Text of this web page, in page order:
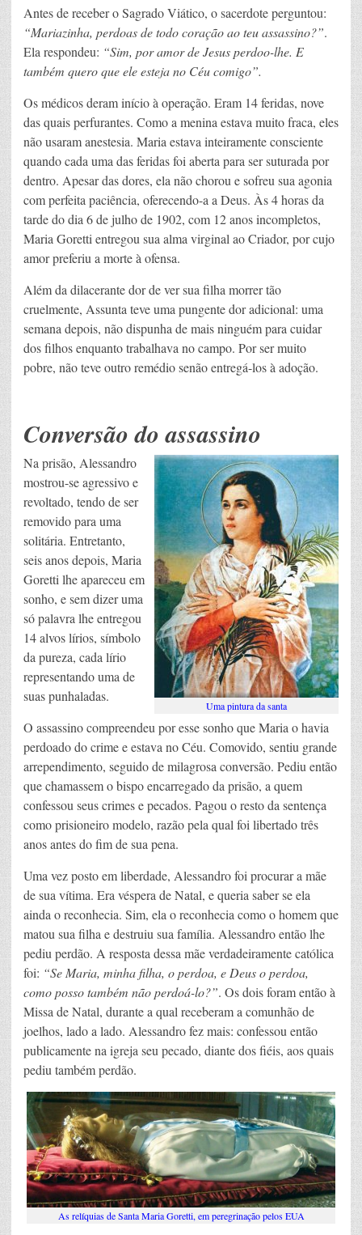
Antes de receber o Sagrado Viático, o sacerdote perguntou:
“Mariazinha, perdoas de todo coração ao teu assassino?”.
Ela respondeu: “Sim, por amor de Jesus perdoo-lhe. E
também quero que ele esteja no Céu comigo”.
Os médicos deram início à operação. Eram 14 feridas, nove
das quais perfurantes. Como a menina estava muito fraca, eles
não usaram anestesia. Maria estava inteiramente consciente
quando cada uma das feridas foi aberta para ser suturada por
dentro. Apesar das dores, ela não chorou e sofreu sua agonia
com perfeita paciência, oferecendo-a a Deus. Às 4 horas da
tarde do dia 6 de julho de 1902, com 12 anos incompletos,
Maria Goretti entregou sua alma virginal ao Criador, por cujo
amor preferiu a morte à ofensa.
Além da dilacerante dor de ver sua filha morrer tão
cruelmente, Assunta teve uma pungente dor adicional: uma
semana depois, não dispunha de mais ninguém para cuidar
dos filhos enquanto trabalhava no campo. Por ser muito
pobre, não teve outro remédio senão entregá-los à adoção.
Conversão do assassino
Uma pintura da santa
Na prisão, Alessandro
mostrou-se agressivo e
revoltado, tendo de ser
removido para uma
solitária. Entretanto,
seis anos depois, Maria
Goretti lhe apareceu em
sonho, e sem dizer uma
só palavra lhe entregou
14 alvos lírios, símbolo
da pureza, cada lírio
representando uma de
suas punhaladas.
O assassino compreendeu por esse sonho que Maria o havia
perdoado do crime e estava no Céu. Comovido, sentiu grande
arrependimento, seguido de milagrosa conversão. Pediu então
que chamassem o bispo encarregado da prisão, a quem
confessou seus crimes e pecados. Pagou o resto da sentença
como prisioneiro modelo, razão pela qual foi libertado três
anos antes do fim de sua pena.
Uma vez posto em liberdade, Alessandro foi procurar a mãe
de sua vítima. Era véspera de Natal, e queria saber se ela
ainda o reconhecia. Sim, ela o reconhecia como o homem que
matou sua filha e destruiu sua família. Alessandro então lhe
pediu perdão. A resposta dessa mãe verdadeiramente católica
foi: “Se Maria, minha filha, o perdoa, e Deus o perdoa,
como posso também não perdoá-lo?”. Os dois foram então à
Missa de Natal, durante a qual receberam a comunhão de
joelhos, lado a lado. Alessandro fez mais: confessou então
publicamente na igreja seu pecado, diante dos fiéis, aos quais
pediu também perdão.
As relíquias de Santa Maria Goretti, em peregrinação pelos EUA